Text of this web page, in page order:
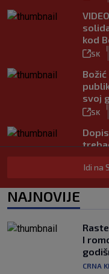
kod
SK
svoj
SK
SK
|
SK
|
Idi na
NAJNOVIJE
I
CRNA